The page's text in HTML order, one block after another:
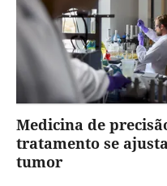
Medicina de
tratamento se
tumor